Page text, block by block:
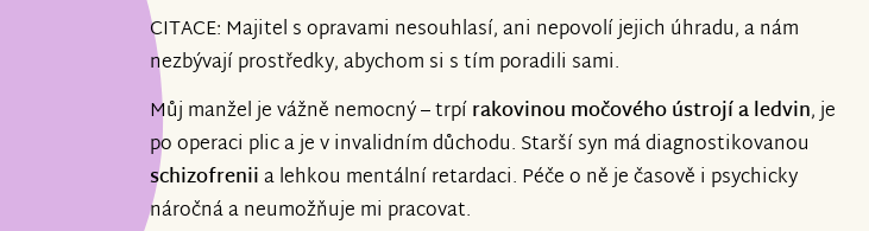
CITACE: Majitel s opravami nesouhlasí, ani nepovolí jejich úhradu, a nám
nezbývají prostředky, abychom si s tím poradili sami.
Můj manžel je vážně nemocný – trpírakovinou močového ústrojí a ledvin, je
po operaci plic a je v invalidním důchodu. Starší syn má diagnostikovanou
schizofreniia lehkou mentální retardaci. Péče o ně je časově i psychicky
náročná a neumožňuje mi pracovat.